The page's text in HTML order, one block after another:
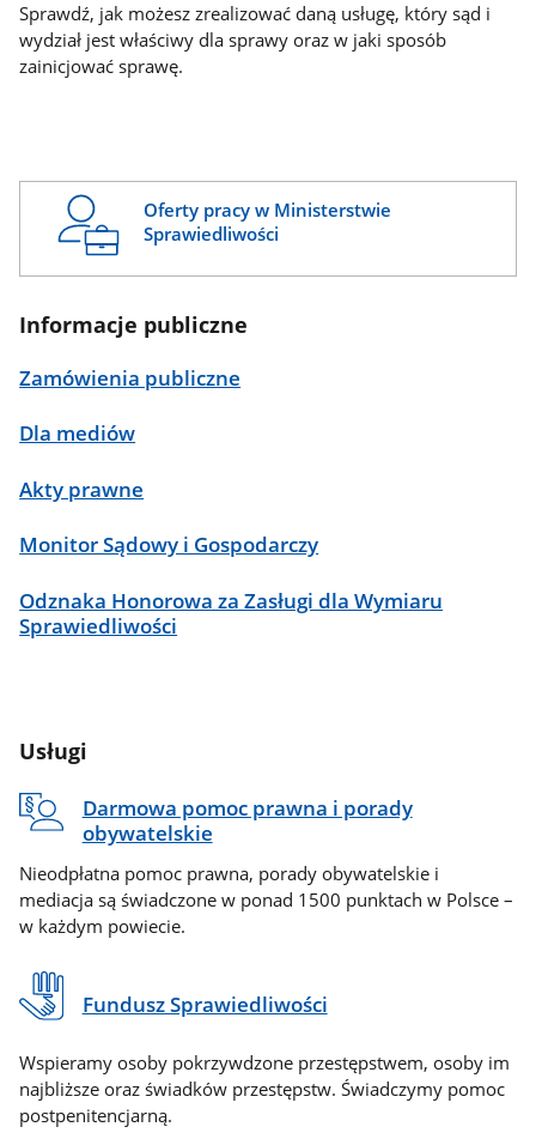
Sprawdź, jak możesz zrealizować daną usługę, który sąd i
wydział jest właściwy dla sprawy oraz w jaki sposób
zainicjować sprawę.
Oferty pracy w Ministerstwie
Sprawiedliwości
Informacje publiczne
Zamówienia publiczne
Dla mediów
Akty prawne
Monitor Sądowy i Gospodarczy
Odznaka Honorowa za Zasługi dla Wymiaru
Sprawiedliwości
Usługi
Darmowa pomoc prawna i porady
obywatelskie
Nieodpłatna pomoc prawna, porady obywatelskie i
mediacja są świadczone w ponad 1500 punktach w Polsce –
w każdym powiecie.
Fundusz Sprawiedliwości
Wspieramy osoby pokrzywdzone przestępstwem, osoby im
najbliższe oraz świadków przestępstw. Świadczymy pomoc
postpenitencjarną.